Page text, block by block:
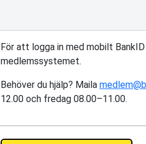
För att logga in med mobilt
medlemssystemet.
Behöver du hjälp? Maila
12.00 och fredag 08.00–11.00.